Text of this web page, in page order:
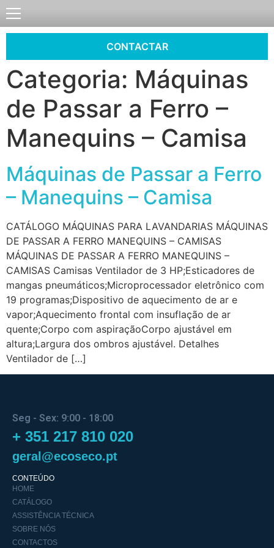
CONTACTAR
Categoria: Máquinas
de Passar a Ferro –
Manequins – Camisa
Máquinas de Passar a Ferro
– Manequins – Camisa
CATÁLOGO MÁQUINAS PARA LAVANDARIAS MÁQUINAS
DE PASSAR A FERRO MANEQUINS – CAMISAS
MÁQUINAS DE PASSAR A FERRO MANEQUINS –
CAMISAS Camisas Ventilador de 3 HP;Esticadores de
mangas pneumáticos;Microprocessador eletrônico com
19 programas;Dispositivo de aquecimento de ar e
vapor;Aquecimento frontal com insuflação de ar
quente;Corpo com aspiraçãoCorpo ajustável em
altura;Largura dos ombros ajustável. Detalhes
Ventilador de […]
Seg - Sex: 9:00 - 18:00
+ 351 217 810 020
geral@ecoseco.pt
CONTEÚDO
HOME
CATÁLOGO
ASSISTÊNCIA TÉCNICA
SOBRE NÓS
CONTACTOS